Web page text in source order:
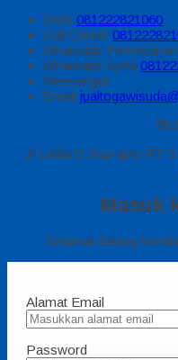
SMS 081222821060
Call Center
Whatsapp Pemesanan
Whatsapp Syifa
Messenger
Email
Jl Letda D Suprapto RT
Masuk
Selamat datang
Alamat Email
Password